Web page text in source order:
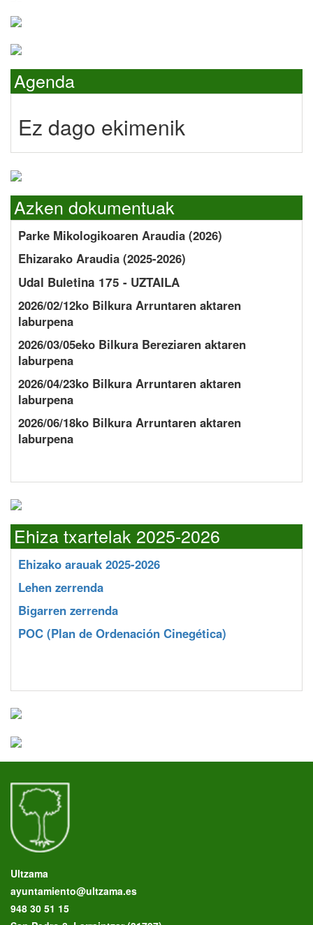
Agenda
Ez dago ekimenik
Azken dokumentuak
Parke Mikologikoaren Araudia (2026)
Ehizarako Araudia (2025-2026)
Udal Buletina 175 - UZTAILA
2026/02/12ko Bilkura Arruntaren aktaren
laburpena
2026/03/05eko Bilkura Bereziaren aktaren
laburpena
2026/04/23ko Bilkura Arruntaren aktaren
laburpena
2026/06/18ko Bilkura Arruntaren aktaren
laburpena
Ehiza txartelak 2025-2026
Ehizako arauak 2025-2026
Lehen zerrenda
Bigarren zerrenda
POC (Plan de Ordenación Cinegética)
Ultzama
ayuntamiento@ultzama.es
948 30 51 15